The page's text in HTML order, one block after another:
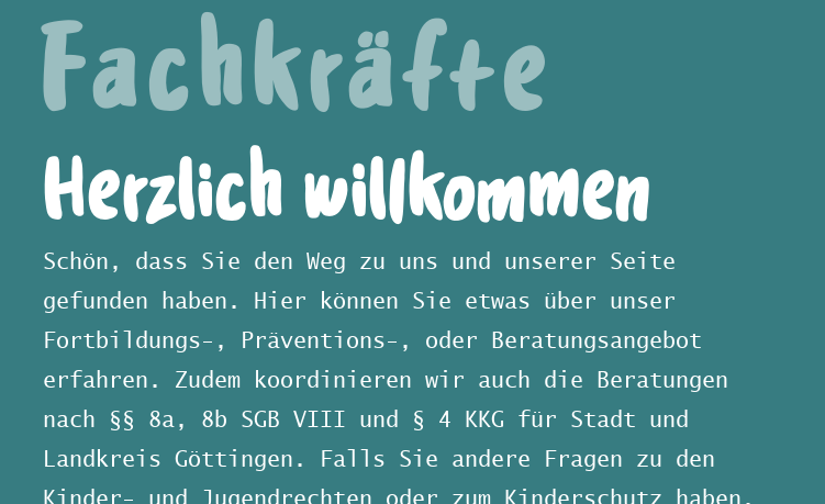
Fachkräfte
Herzlich willkommen
Schön, dass Sie den Weg zu uns und unserer Seite
gefunden haben. Hier können Sie etwas über unser
Fortbildungs-, Präventions-, oder Beratungsangebot
erfahren. Zudem koordinieren wir auch die Beratungen
nach §§ 8a, 8b SGB VIII und § 4 KKG für Stadt und
Landkreis Göttingen. Falls Sie andere Fragen zu den
Kinder- und Jugendrechten oder zum Kinderschutz haben,